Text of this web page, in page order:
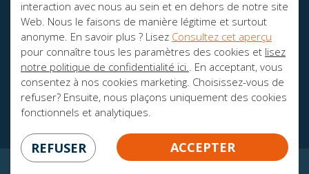
interaction avec nous au sein et en dehors de notre site
Web. Nous le faisons de manière légitime et surtout
anonyme. En savoir plus ? Lisez Consultez cet aperçu
pour connaître tous les paramètres des cookies et lisez
notre politique de confidentialité ici.. En acceptant, vous
consentez à nos cookies marketing. Choisissez-vous de
refuser? Ensuite, nous plaçons uniquement des cookies
fonctionnels et analytiques.
REFUSER ACCEPTER
+31 413-243050
Des brochures
Ambassadeurs